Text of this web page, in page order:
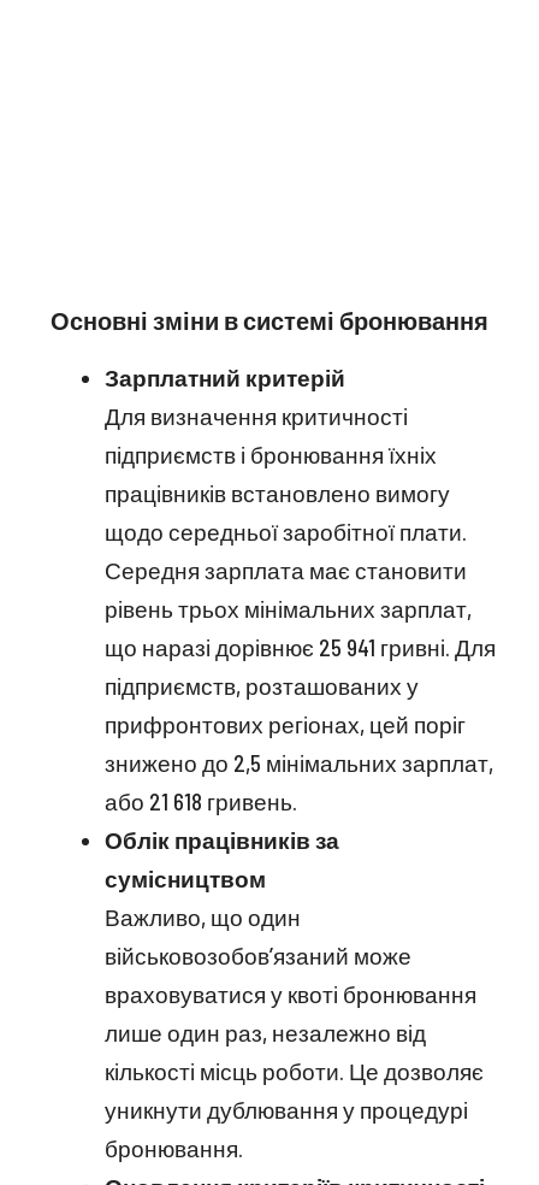
Основні зміни в системі бронювання
Зарплатний критерій
Для визначення критичності
підприємств і бронювання їхніх
працівників встановлено вимогу
щодо середньої заробітної плати.
Середня зарплата має становити
рівень трьох мінімальних зарплат,
що наразі дорівнює 25 941 гривні. Для
підприємств, розташованих у
прифронтових регіонах, цей поріг
знижено до 2,5 мінімальних зарплат,
або 21 618 гривень.
Облік працівників за
сумісництвом
Важливо, що один
військовозобов’язаний може
враховуватися у квоті бронювання
лише один раз, незалежно від
кількості місць роботи. Це дозволяє
уникнути дублювання у процедурі
бронювання.